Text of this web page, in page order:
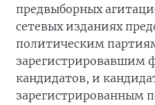
предвыборных
сетевых изданиях
политическим
зарегистрировавшим
кандидатов, и
зарегистрированным